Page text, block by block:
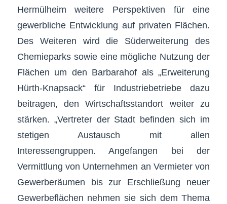
Hermülheim weitere Perspektiven für eine
gewerbliche Entwicklung auf privaten Flächen.
Des Weiteren wird die Süderweiterung des
Chemieparks sowie eine mögliche Nutzung der
Flächen um den Barbarahof als „Erweiterung
Hürth-Knapsack“ für Industriebetriebe dazu
beitragen, den Wirtschaftsstandort weiter zu
stärken. „Vertreter der Stadt befinden sich im
stetigen Austausch mit allen
Interessengruppen. Angefangen bei der
Vermittlung von Unternehmen an Vermieter von
Gewerberäumen bis zur Erschließung neuer
Gewerbeflächen nehmen sie sich dem Thema